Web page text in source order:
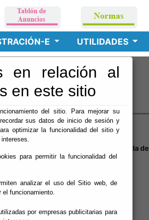
en relación al
en este sitio
del sitio. Para mejorar su
sus datos de inicio de sesión y
optimizar la funcionalidad del sitio y
para permitir la funcionalidad del
analizar el uso del Sitio web, de
el funcionamiento.
por empresas publicitarias para
E UTILIDADES
Vélez para el Tratamiento y Recogida de